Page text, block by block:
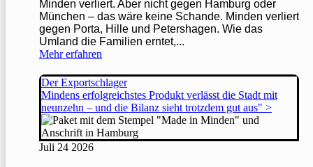
Minden verliert. Aber nicht gegen Hamburg oder
München – das wäre keine Schande. Minden verliert
gegen Porta, Hille und Petershagen. Wie das
Umland die Familien erntet,...
Mehr erfahren
Der Exportschlager
Mindens erfolgreichstes Produkt verlässt die Stadt mit
neunzehn – und die Bilanz sieht trotzdem gut aus" >
Juli 24 2026